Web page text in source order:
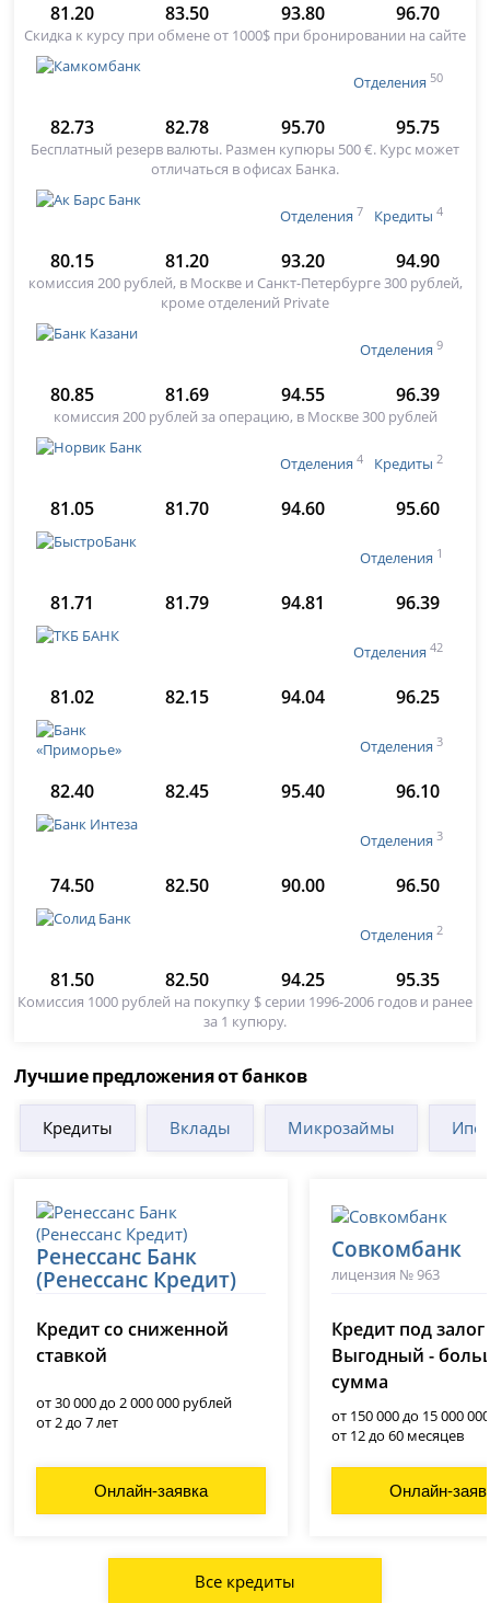
81.20 83.50 93.80 96.70
Скидка к курсу при обмене от 1000$ при бронировании на сайте
Отделения 50
82.73 82.78 95.70 95.75
Бесплатный резерв валюты. Размен купюры 500 €. Курс может
отличаться в офисах Банка.
Отделения 7 Кредиты 4
80.15 81.20 93.20 94.90
комиссия 200 рублей, в Москве и Санкт-Петербурге 300 рублей,
кроме отделений Private
Отделения 9
80.85 81.69 94.55 96.39
комиссия 200 рублей за операцию, в Москве 300 рублей
Отделения 4 Кредиты 2
81.05 81.70 94.60 95.60
Отделения 1
81.71 81.79 94.81 96.39
Отделения 42
81.02 82.15 94.04 96.25
Отделения 3
82.40 82.45 95.40 96.10
Отделения 3
74.50 82.50 90.00 96.50
Отделения 2
81.50 82.50 94.25 95.35
Комиссия 1000 рублей на покупку $ серии 1996-2006 годов и ранее
за 1 купюру.
Лучшие предложения от банков
Кредиты Вклады Микрозаймы
Ренессанс Банк
(Ренессанс Кредит)
Кредит со сниженной
ставкой
от 30 000 до 2 000 000 рублей
от 2 до 7 лет
Онлайн-заявка
Совкомбанк
лицензия № 963
Кредит под залог
Выгодный -
сумма
от 150 000 до 15 000
от 12 до 60 месяцев
Онлайн-
Все кредиты